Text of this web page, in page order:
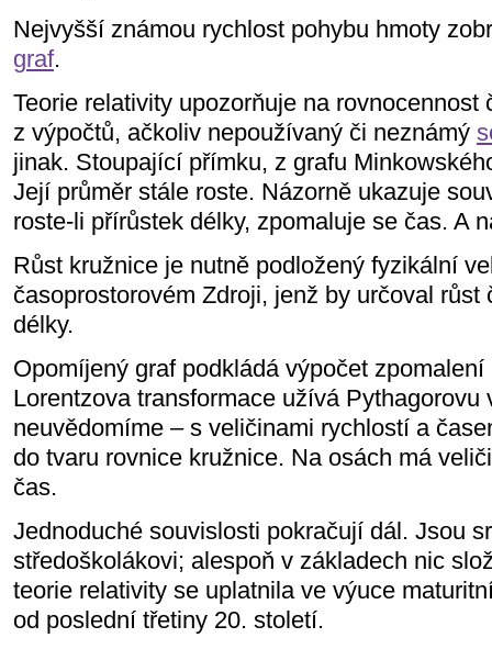
Nejvyšší známou rychlost pohybu hmoty
graf.
Teorie relativity upozorňuje na rovnocennost
z výpočtů, ačkoliv nepoužívaný či neznámý
jinak. Stoupající přímku, z grafu
Její průměr stále roste. Názorně ukazuje
roste-li přírůstek délky, zpomaluje se čas. A
Růst kružnice je nutně podložený fyzikální
časoprostorovém Zdroji, jenž by určoval růst
délky.
Opomíjený graf podkládá výpočet
Lorentzova transformace užívá Pythagorovu
neuvědomíme – s veličinami rychlostí a
do tvaru rovnice kružnice. Na osách má
čas.
Jednoduché souvislosti pokračují dál. Jsou
středoškolákovi; alespoň v základech nic
teorie relativity se uplatnila ve výuce
od poslední třetiny 20. století.